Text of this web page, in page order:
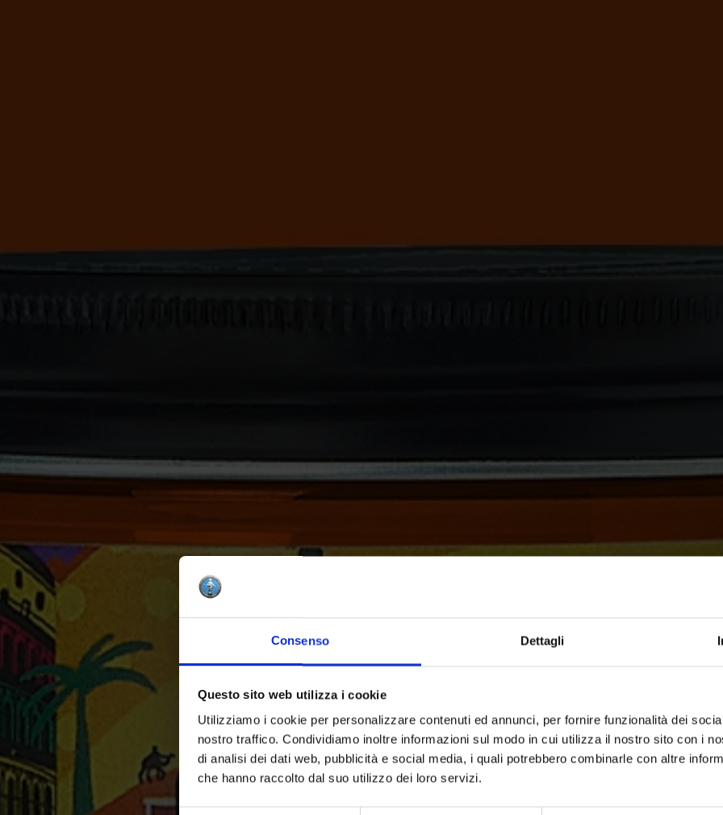
Consenso Dettagli
Questo sito web utilizza i cookie
Utilizziamo i cookie per personalizzare contenuti ed annunci, per fornire funzionalità dei
nostro traffico. Condividiamo inoltre informazioni sul modo in cui utilizza il nostro sito con i
di analisi dei dati web, pubblicità e social media, i quali potrebbero combinarle con altre
che hanno raccolto dal suo utilizzo dei loro servizi.